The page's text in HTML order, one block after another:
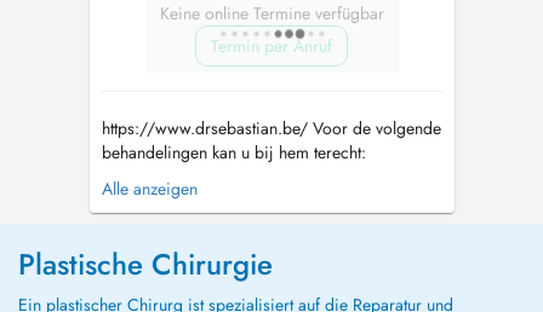
Keine online Termine verfügbar
Termin per Anruf
https://www.drsebastian.be/ Voor de volgende
behandelingen kan u bij hem terecht:
Verwijderen en herstel na verwijdering van
goed en kwaadaardige huidaandoeningen van
Oorcorrectie zowel kinderen
(flaporen/afstaande oren) als volwassenen
(otop...
Alle anzeigen
Plastische Chirurgie
Ein plastischer Chirurg ist spezialisiert auf die Reparatur und